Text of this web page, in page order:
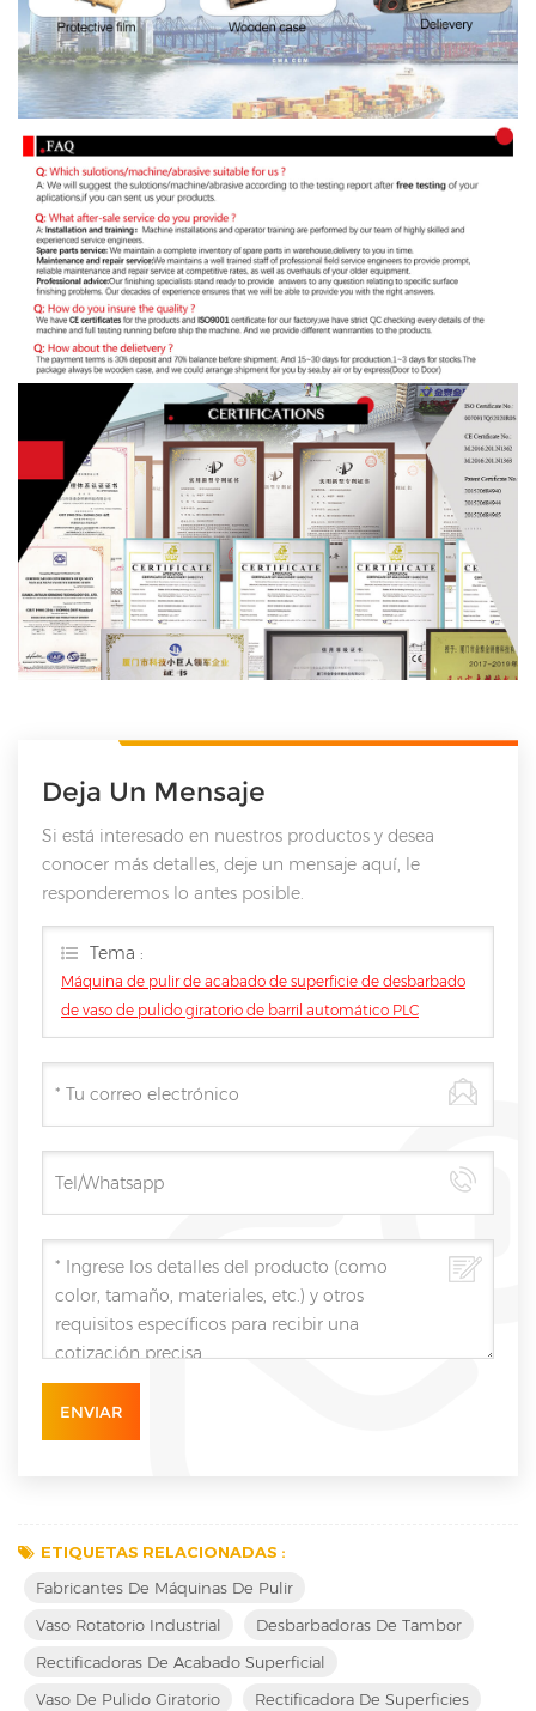
Deja Un Mensaje
Si está interesado en nuestros productos y desea
conocer más detalles, deje un mensaje aquí, le
responderemos lo antes posible.
Tema :
Máquina de pulir de acabado de superficie de desbarbado
de vaso de pulido giratorio de barril automático PLC
ETIQUETAS RELACIONADAS :
Fabricantes De Máquinas De Pulir
Vaso Rotatorio Industrial
Desbarbadoras De Tambor
Rectificadoras De Acabado Superficial
Vaso De Pulido Giratorio
Rectificadora De Superficies